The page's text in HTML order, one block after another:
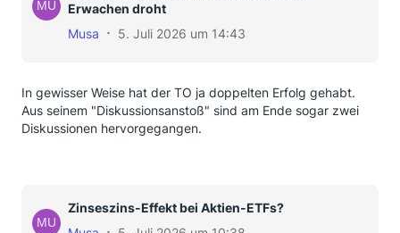
Erwachen droht
Musa
5. Juli 2026 um 14:43
In gewisser Weise hat der TO ja doppelten Erfolg gehabt.
Aus seinem "Diskussionsanstoß" sind am Ende sogar zwei
Diskussionen hervorgegangen.
Zinseszins-Effekt bei Aktien-ETFs?